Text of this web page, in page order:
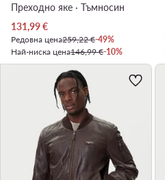
Преходно яке · Тъмносин
Актуална цена
131,99€
Редовна цена259,22 €-49%
Най-ниска цена146,99 €-10%